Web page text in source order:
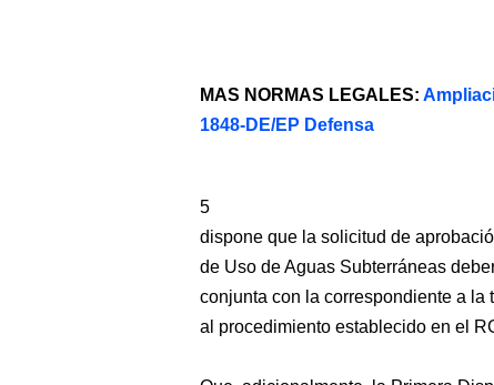
MAS NORMAS LEGALES:
1848-DE/EP Defensa
5
dispone que la solicitud de
de Uso de Aguas Subterráneas
conjunta con la correspondiente a
al procedimiento establecido en el